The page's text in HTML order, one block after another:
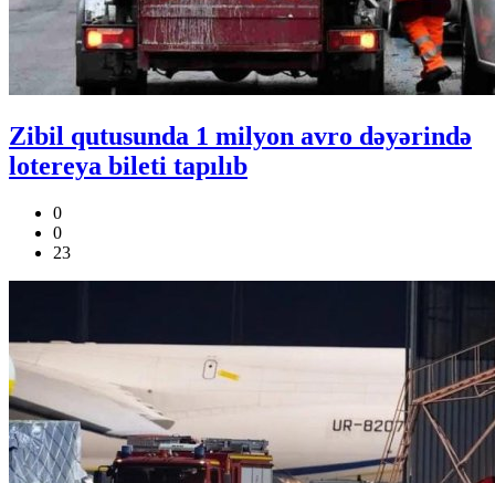
Zibil qutusunda 1 milyon avro dəyərində
lotereya bileti tapılıb
0
0
23